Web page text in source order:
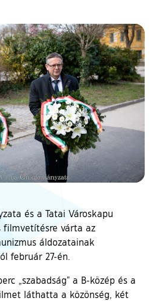
és a Tatai Városkapu
filmvetítésre várta az
áldozatainak
február 27-én.
„szabadság” a B-közép és a
láthatta a közönség, két